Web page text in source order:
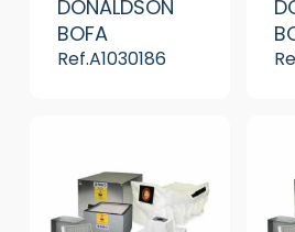
DONALDSON
BOFA
Ref.A1030186